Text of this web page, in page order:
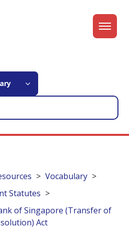
Vocabulary
Statutes
of Singapore (Transfer of
Act